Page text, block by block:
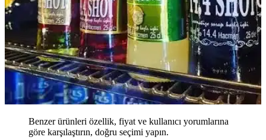
Benzer ürünleri özellik, fiyat ve kullanıcı yorumlarına
göre karşılaştırın, doğru seçimi yapın.